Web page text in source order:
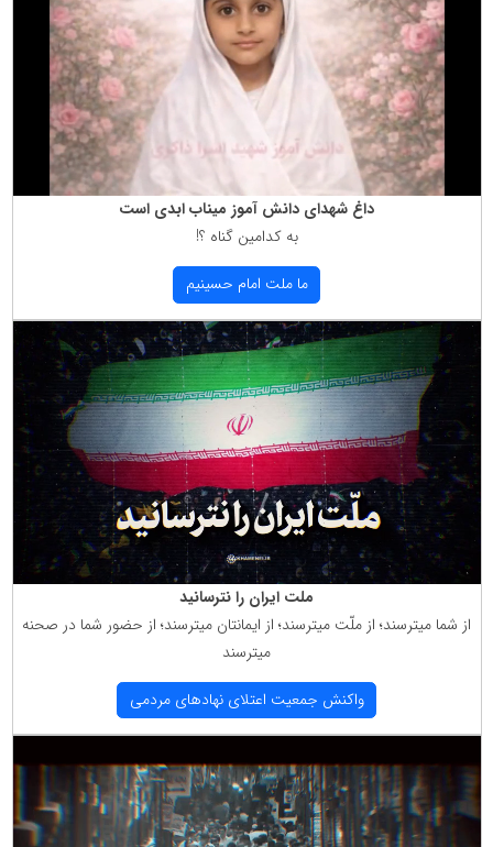
داغ شهدای دانش آموز میناب ابدی است
به كدامین گناه ؟!
ما ملت امام حسینیم
ملت ایران را نترسانید
از شما میترسند؛ از ملّت میترسند؛ از ایمانتان میترسند؛ از حضور شما در صحنه
میترسند
واكنش جمعیت اعتلای نهادهای مردمی